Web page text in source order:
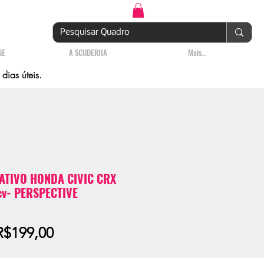
A SCUDERIIA Mais...
úteis.
HONDA CIVIC CRX
PERSPECTIVE
Preço